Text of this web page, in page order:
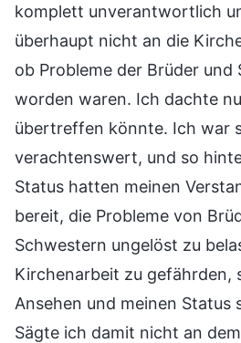
komplett unverantwortlich
überhaupt nicht an die
ob Probleme der Brüder und
worden waren. Ich dachte
übertreffen könnte. Ich war
verachtenswert, und so
Status hatten meinen
bereit, die Probleme von
Schwestern ungelöst zu
Kirchenarbeit zu gefährden,
Ansehen und meinen Status
Sägte ich damit nicht an